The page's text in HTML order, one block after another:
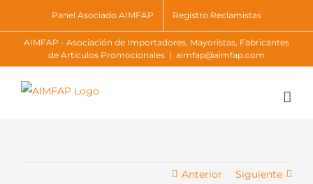
to
content
Panel Asociado AIMFAP Registro Reclamistas
AIMFAP - Asociación de Importadores, Mayoristas, Fabricantes
de Artículos Promocionales | aimfap@aimfap.com
Anterior Siguiente